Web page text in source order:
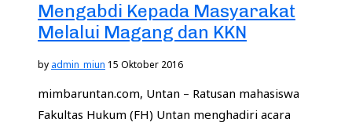
Mengabdi Kepada Masyarakat
Melalui Magang dan KKN
by admin_miun 15 Oktober 2016
mimbaruntan.com, Untan – Ratusan mahasiswa
Fakultas Hukum (FH) Untan menghadiri acara